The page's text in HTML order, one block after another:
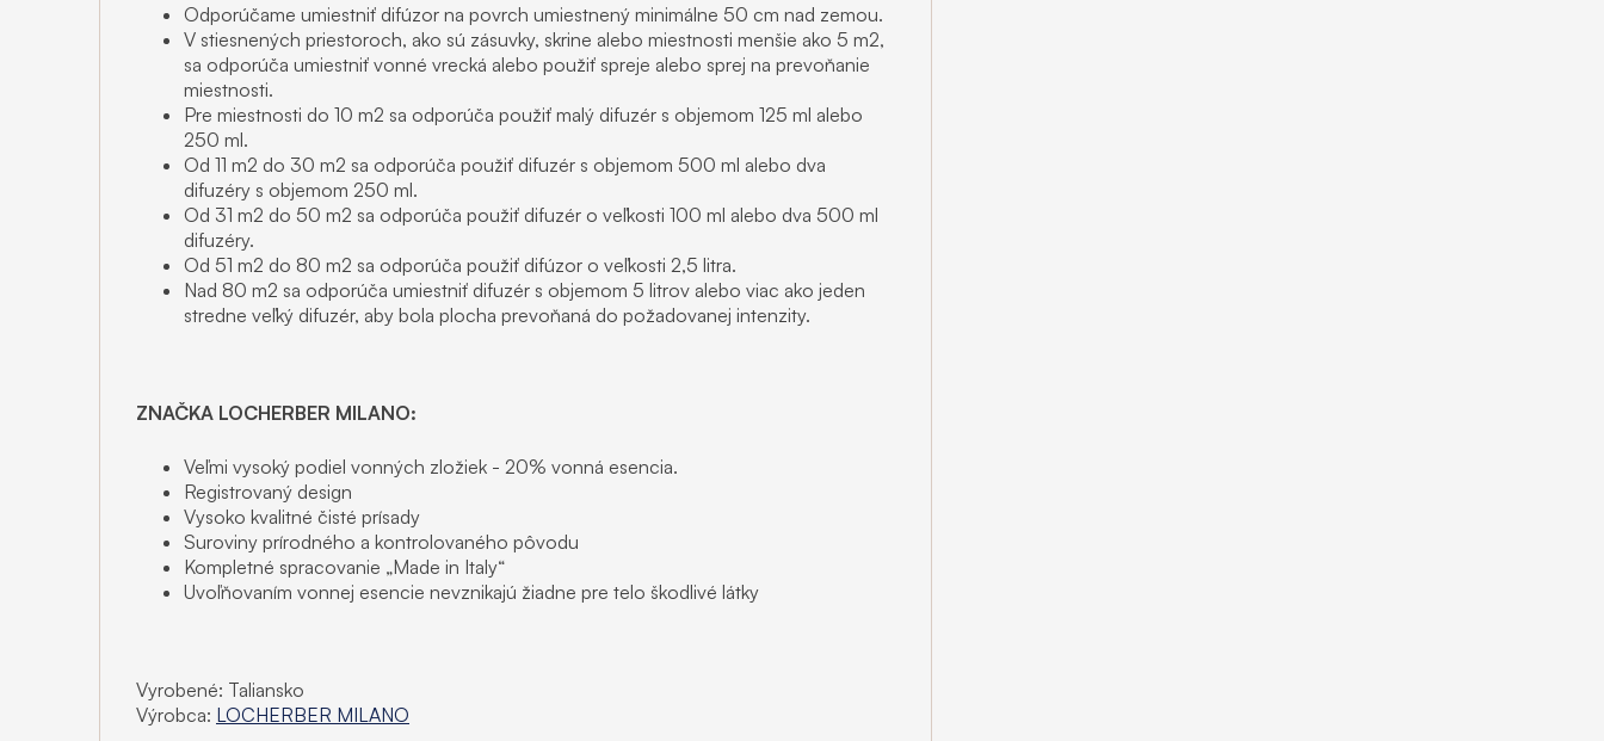
Odporúčame umiestniť difúzor na povrch umiestnený minimálne 50 cm nad zemou.
V stiesnených priestoroch, ako sú zásuvky, skrine alebo miestnosti menšie ako 5 m2,
sa odporúča umiestniť vonné vrecká alebo použiť spreje alebo sprej na prevoňanie
miestnosti.
Pre miestnosti do 10 m2 sa odporúča použiť malý difuzér s objemom 125 ml alebo
250 ml.
Od 11 m2 do 30 m2 sa odporúča použiť difuzér s objemom 500 ml alebo dva
difuzéry s objemom 250 ml.
Od 31 m2 do 50 m2 sa odporúča použiť difuzér o veľkosti 100 ml alebo dva 500 ml
difuzéry.
Od 51 m2 do 80 m2 sa odporúča použiť difúzor o veľkosti 2,5 litra.
Nad 80 m2 sa odporúča umiestniť difuzér s objemom 5 litrov alebo viac ako jeden
stredne veľký difuzér, aby bola plocha prevoňaná do požadovanej intenzity.
ZNAČKA LOCHERBER MILANO:
Veľmi vysoký podiel vonných zložiek - 20% vonná esencia.
Registrovaný design
Vysoko kvalitné čisté prísady
Suroviny prírodného a kontrolovaného pôvodu
Kompletné spracovanie „Made in Italy“
Uvoľňovaním vonnej esencie nevznikajú žiadne pre telo škodlivé látky
Vyrobené: Taliansko
Výrobca: LOCHERBER MILANO